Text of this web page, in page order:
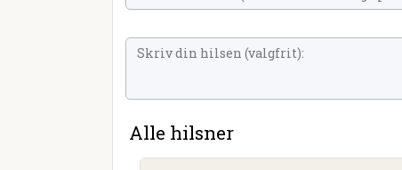
Alle hilsner